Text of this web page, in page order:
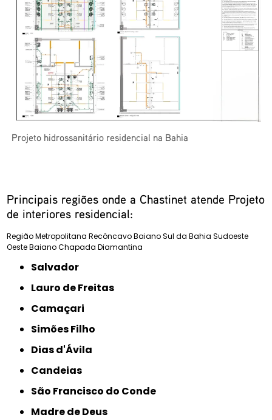
Projeto hidrossanitário residencial na Bahia
Principais regiões onde a Chastinet atende Projeto
de interiores residencial:
Região Metropolitana Recôncavo BaianoSul da Bahia Sudoeste
Oeste BaianoChapada Diamantina
Salvador
Lauro de Freitas
Camaçari
Simões Filho
Dias d'Ávila
Candeias
São Francisco do Conde
Madre de Deus